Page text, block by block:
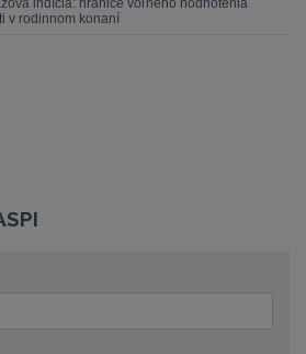
indícia: hranice voľného hodnotenia
v rodinnom konaní